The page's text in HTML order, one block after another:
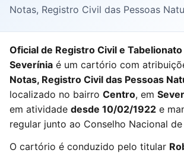
Notas, Registro Civil das Pessoas
Oficial de Registro Civil e
Severínia é um cartório com
Notas, Registro Civil das Pessoas
localizado no bairro Centro, em
em atividade desde 10/02/1922 e
regular junto ao Conselho Nacional
O cartório é conduzido pelo titular